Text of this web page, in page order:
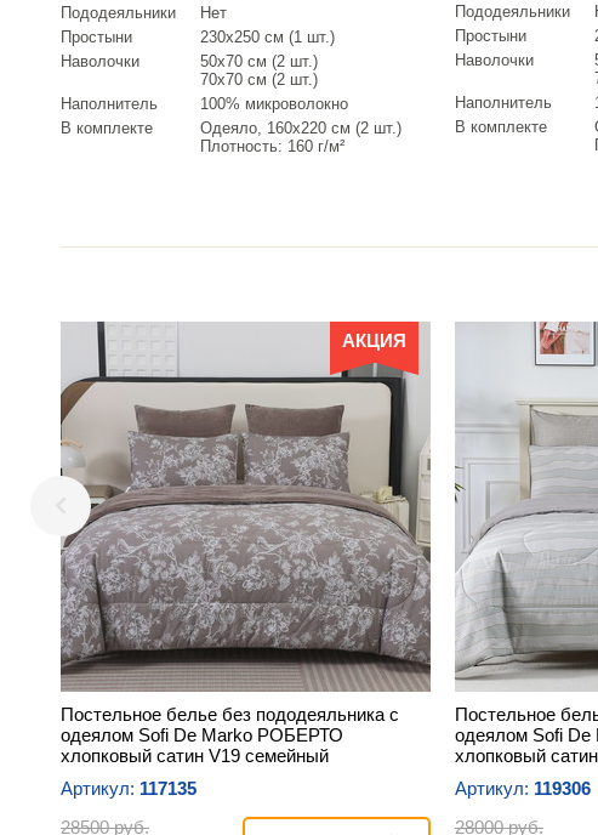
Пододеяльники
Нет
Простыни
230х250 см (1 шт.)
Наволочки
50х70 см (2 шт.)
70х70 см (2 шт.)
Наполнитель
100% микроволокно
В комплекте
Одеяло, 160х220 см (2 шт.)
Плотность: 160 г/м²
Пододеяльники
Простыни
Наволочки
Наполнитель
В комплекте
АКЦИЯ
Постельное белье без пододеяльника с
одеялом Sofi De Marko РОБЕРТО
хлопковый сатин V19 семейный
Артикул: 117135
28500 руб.
Постельное
одеялом Sofi
хлопковый
Артикул: 119306
28000 руб.